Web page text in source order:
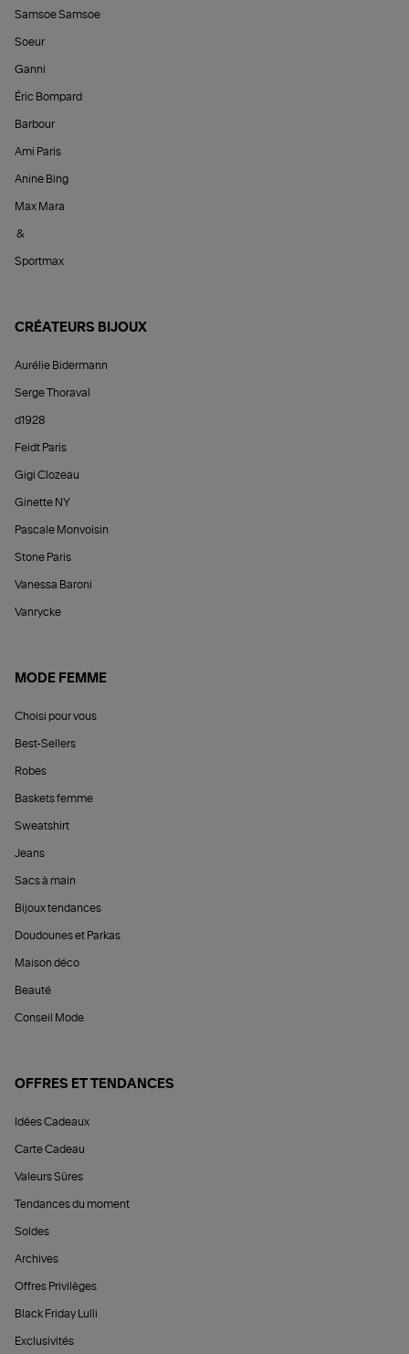
Samsoe Samsoe
Soeur
Ganni
Éric Bompard
Barbour
Ami Paris
Anine Bing
Max Mara
&
Sportmax
CRÉATEURS BIJOUX
Aurélie Bidermann
Serge Thoraval
d1928
Feidt Paris
Gigi Clozeau
Ginette NY
Pascale Monvoisin
Stone Paris
Vanessa Baroni
Vanrycke
MODE FEMME
Choisi pour vous
Best-Sellers
Robes
Baskets femme
Sweatshirt
Jeans
Sacs à main
Bijoux tendances
Doudounes et Parkas
Maison déco
Beauté
Conseil Mode
OFFRES ET TENDANCES
Idées Cadeaux
Carte Cadeau
Valeurs Sûres
Tendances du moment
Soldes
Archives
Offres Privilèges
Black Friday Lulli
Exclusivités